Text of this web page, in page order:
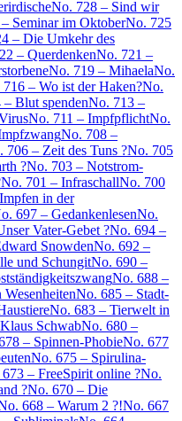
No. 728 – Sind wir
Seminar im OktoberNo. 725
– Die Umkehr des
– QuerdenkenNo. 721 –
No. 719 – MihaelaNo.
– Wo ist der Haken?No.
Blut spendenNo. 713 –
No. 711 – ImpfpflichtNo.
No. 708 –
706 – Zeit des Tuns ?No. 705
?No. 703 – Notstrom-
No. 701 – InfraschallNo. 700
in der
697 – GedankenlesenNo.
Vater-Gebet ?No. 694 –
SnowdenNo. 692 –
und SchungitNo. 690 –
No. 688 –
No. 685 – Stadt-
No. 683 – Tierwelt in
SchwabNo. 680 –
– Spinnen-PhobieNo. 677
No. 675 – Spirulina-
– FreeSpirit online ?No.
?No. 670 – Die
668 – Warum 2 ?!No. 667